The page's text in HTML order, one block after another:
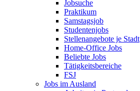
Jobsuche
Praktikum
Samstagsjob
Studentenjobs
Stellenangebote je Stadt
Home-Office Jobs
Beliebte Jobs
Tätigkeitsbereiche
FSJ
Jobs im Ausland